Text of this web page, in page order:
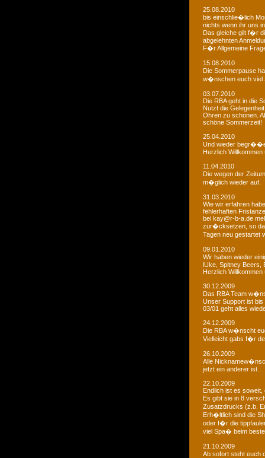
25.08.2010
bis einschlie�lich
nichts wenn ihr uns
Das gleiche gilt f�r
abgelehnten
F�r Allgemeine
15.08.2010
Die Sommerpause
w�nschen euch viel
03.07.2010
Die RBA geht in die
Nutzt die
Ohren zu schonen.
schöne Sommerzeit!
25.04.2010
Und wieder
Herzlich Willkommen
11.04.2010
Die wegen der
m�glich wieder auf.
31.03.2010
Wie wir erfahren
fehlerhaften
bei kay@r-b-a.de
zur�cksetzen, so
Tagen neu gestartet
09.01.2010
Wir haben wieder
lUke, Spitney Beers,
Herzlich Willkommen
30.12.2009
Das RBA Team
Unser Support ist bis
03/01 geht alles
24.12.2009
Die RBA w�nscht
Vielleicht gabs f�r
26.10.2009
Alle
jetzt ein anderer ist.
22.10.2009
Endlich ist es soweit,
Es gibt sie in 8
Zusatzdrucks (z.b.
Erh�ltlich sind die
oder f�r die
viel Spa� beim
21.10.2009
Ab sofort steht euch